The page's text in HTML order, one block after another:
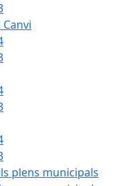
plens municipals